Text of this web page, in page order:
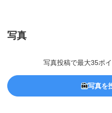
写真
写真投稿で最大35ポ
写真を